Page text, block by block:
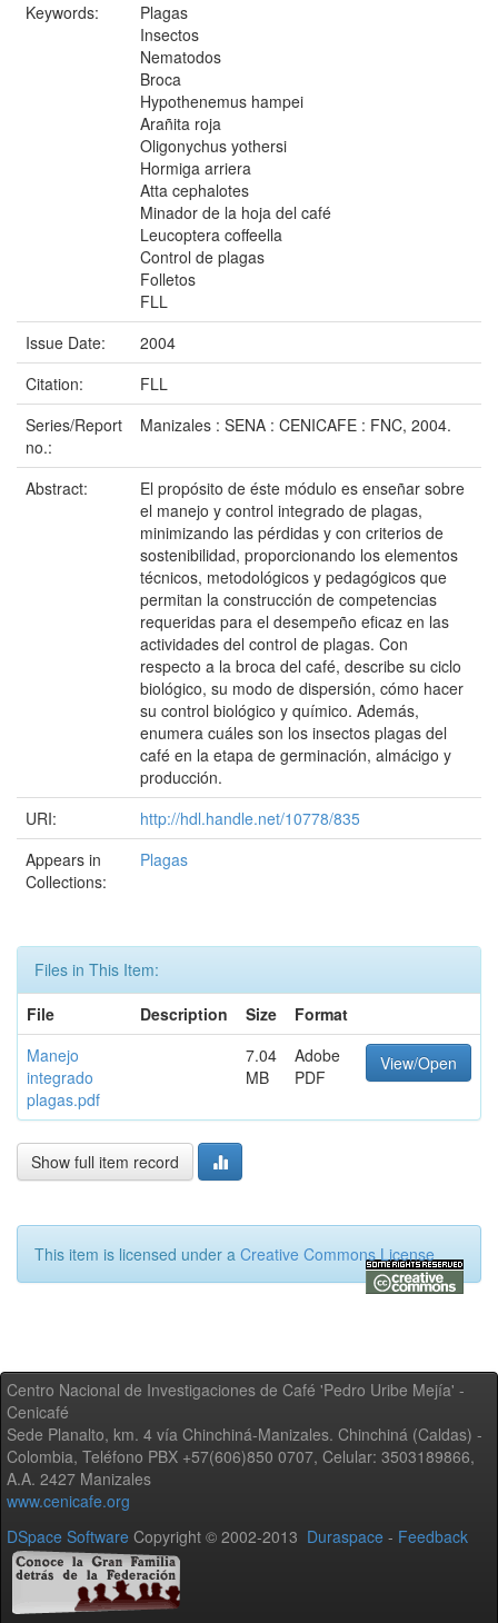
Keywords:
Plagas
Insectos
Nematodos
Broca
Hypothenemus hampei
Arañita roja
Oligonychus yothersi
Hormiga arriera
Atta cephalotes
Minador de la hoja del café
Leucoptera coffeella
Control de plagas
Folletos
FLL
Issue Date:
2004
Citation:
FLL
Series/Report
no.:
Manizales : SENA : CENICAFE : FNC, 2004.
Abstract:
El propósito de éste módulo es enseñar sobre
el manejo y control integrado de plagas,
minimizando las pérdidas y con criterios de
sostenibilidad, proporcionando los elementos
técnicos, metodológicos y pedagógicos que
permitan la construcción de competencias
requeridas para el desempeño eficaz en las
actividades del control de plagas. Con
respecto a la broca del café, describe su ciclo
biológico, su modo de dispersión, cómo hacer
su control biológico y químico. Además,
enumera cuáles son los insectos plagas del
café en la etapa de germinación, almácigo y
producción.
URI:
http://hdl.handle.net/10778/835
Appears in
Collections:
Plagas
Files in This Item:
File
Description Size
Format
Manejo
integrado
plagas.pdf
7.04
MB
Adobe
PDF
View/Open
Show full item record
This item is licensed under a Creative Commons License
Centro Nacional de Investigaciones de Café 'Pedro Uribe Mejía' -
Cenicafé
Sede Planalto, km. 4 vía Chinchiná-Manizales. Chinchiná (Caldas) -
Colombia, Teléfono PBX +57(606)850 0707, Celular: 3503189866,
A.A. 2427 Manizales
www.cenicafe.org
DSpace Software Copyright © 2002-2013 Duraspace - Feedback